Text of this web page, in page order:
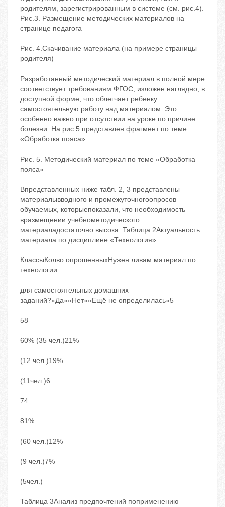
родителям, зарегистрированным в системе (см. рис.4).
Рис.3. Размещение методических материалов на
странице педагога
Рис. 4.Скачивание материала (на примере страницы
родителя)
Разработанный методический материал в полной мере
соответствует требованиям ФГОС, изложен наглядно, в
доступной форме, что облегчает ребенку
самостоятельную работу над материалом. Это
особенно важно при отсутствии на уроке по причине
болезни. На рис.5 представлен фрагмент по теме
«Обработка пояса».
Рис. 5. Методический материал по теме «Обработка
пояса»
Впредставленных ниже табл. 2, 3 представлены
материалывводного и промежуточногоопросов
обучаемых, которыепоказали, что необходимость
вразмещении учебнометодического
материаладостаточно высока. Таблица 2Актуальность
материала по дисциплине «Технология»
КлассыКолво опрошенныхНужен ливам материал по
технологии
для самостоятельных домашних
заданий?«Да»«Нет»«Ещё не определилась»5
58
60% (35 чел.)21%
(12 чел.)19%
(11чел.)6
74
81%
(60 чел.)12%
(9 чел.)7%
(5чел.)
Таблица 3Анализ предпочтений поприменению